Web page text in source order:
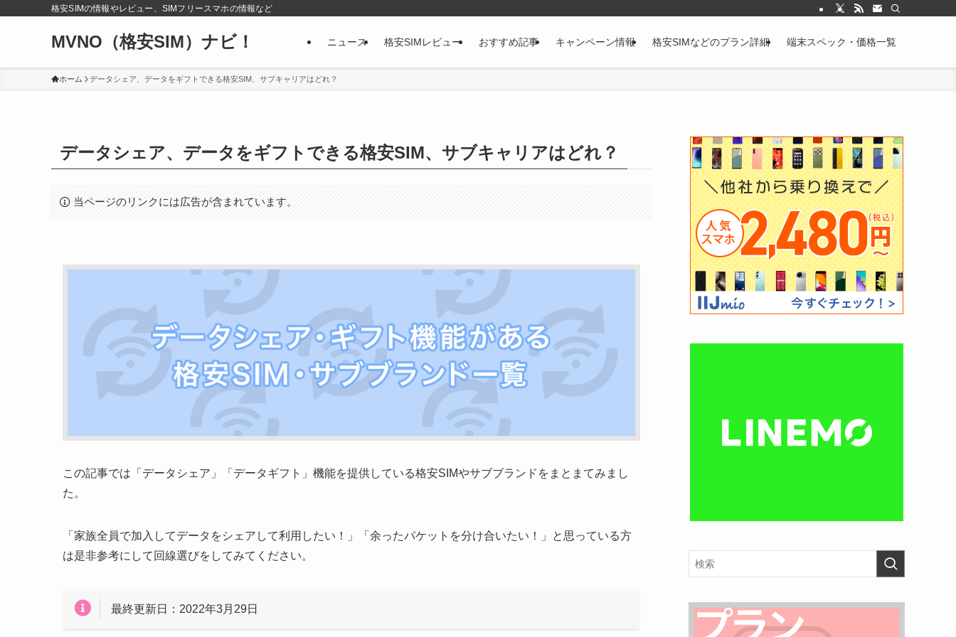
格安SIMの情報やレビュー、SIMフリースマホの情報など
MVNO（格安SIM）ナビ！ ニュース 格安SIMレビュー おすすめ記事 キャンペーン情報 格安SIMなどのプラン詳細 端末スペック・価格一覧
ホーム データシェア、データをギフトできる格安SIM、サブキャリアはどれ？
データシェア、データをギフトできる格安SIM、サブキャリアはどれ？
当ページのリンクには広告が含まれています。
この記事では「データシェア」「データギフト」機能を提供している格安SIMやサブブランドをまとまてみまし
た。
「家族全員で加入してデータをシェアして利用したい！」「余ったパケットを分け合いたい！」と思っている方
は是非参考にして回線選びをしてみてください。
最終更新日：2022年3月29日